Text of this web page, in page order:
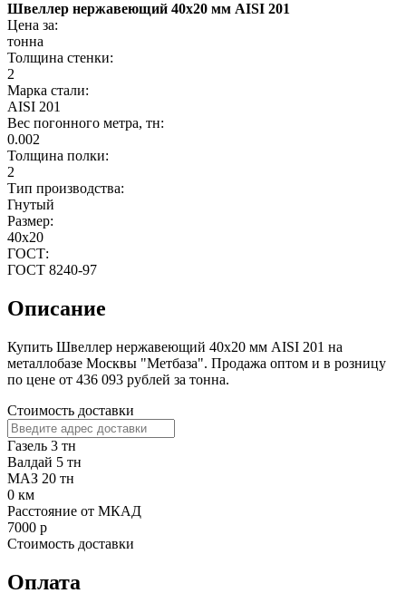
Швеллер нержавеющий 40х20 мм AISI 201
Цена за:
тонна
Толщина стенки:
2
Марка стали:
AISI 201
Вес погонного метра, тн:
0.002
Толщина полки:
2
Тип производства:
Гнутый
Размер:
40х20
ГОСТ:
ГОСТ 8240-97
Описание
Купить Швеллер нержавеющий 40х20 мм AISI 201 на
металлобазе Москвы "Метбаза". Продажа оптом и в розницу
по цене от 436 093 рублей за тонна.
Стоимость доставки
Газель 3 тн
Валдай 5 тн
МАЗ 20 тн
0 км
Расстояние от МКАД
7000 р
Стоимость доставки
Оплата